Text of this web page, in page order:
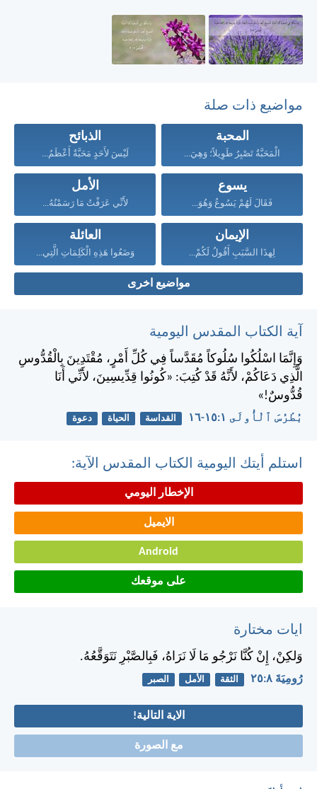
مواضيع ذات صلة
المحبة
الْمَحَبَّةُ تَصْبِرُ طَوِيلاً؛ وَهِيَ...
الذبائح
لَيْسَ لأَحَدٍ مَحَبَّةٌ أَعْظَمُ...
يسوع
فَقَالَ لَهُمْ يَسُوعُ وَهُوَ...
الأمل
لأَنِّي عَرَفْتُ مَا رَسَمْتُهُ...
الإيمان
لِهذَا السَّبَبِ أَقُولُ لَكُمْ...
العائلة
وَضَعُوا هَذِهِ الْكَلِمَاتِ الَّتِي...
مواضيع اخرى
آية الكتاب المقدس اليومية
وَإِنَّمَا اسْلُكُوا سُلُوكاً مُقَدَّساً فِي كُلِّ أَمْرٍ، مُقْتَدِينَ بِالْقُدُّوسِ
الَّذِي دَعَاكُمْ، لأَنَّهُ قَدْ كُتِبَ: «كُونُوا قِدِّيسِينَ، لأَنِّي أَنَا
قُدُّوسٌ!»
بُطْرُسَ ٱلْأُولَى ١:‏١٥-‏١٦ القداسة الحياة دعوة
استلم أيتك اليومية الكتاب المقدس الآية:
الإخطار اليومي
الايميل
Android
على موقعك
ايات مختارة
وَلكِنْ، إِنْ كُنَّا نَرْجُو مَا لَا نَرَاهُ، فَبِالصَّبْرِ نَتَوَقَّعُهُ.
رُومِيَةَ ٨:‏٢٥ الثقة الأمل الصبر
الاية التالية!
مع الصورة